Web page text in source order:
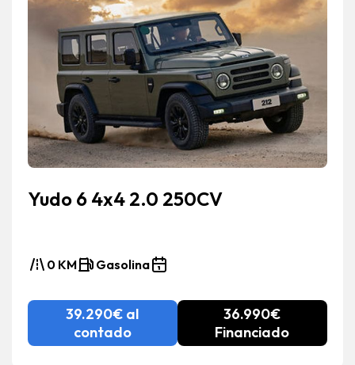
Yudo 6 4x4 2.0 250CV
0 KM Gasolina
39.290€ al
contado
36.990€
Financiado